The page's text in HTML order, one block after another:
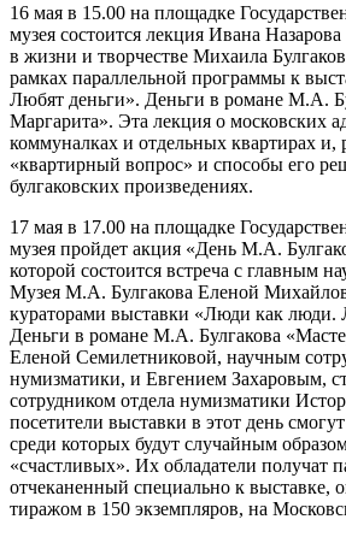
16 мая в 15.00 на площадке
музея состоится лекция Ивана
в жизни и творчестве Михаила
рамках параллельной программы к
Любят деньги». Деньги в романе М.А.
Маргарита». Эта лекция о московских
коммуналках и отдельных квартирах и,
«квартирный вопрос» и способы его
булгаковских произведениях.
17 мая в 17.00 на площадке
музея пройдет акция «День М.А.
которой состоится встреча с главным
Музея М.А. Булгакова Еленой
кураторами выставки «Люди как люди.
Деньги в романе М.А. Булгакова
Еленой Семилетниковой, научным
нумизматики, и Евгением Захаровым,
сотрудником отдела нумизматики
посетители выставки в этот день
среди которых будут случайным
«счастливых». Их обладатели получат
отчеканенный специально к выставке,
тиражом в 150 экземпляров, на